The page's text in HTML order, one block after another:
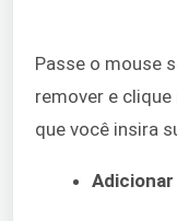
Passe o mouse
remover e clique
que você insira